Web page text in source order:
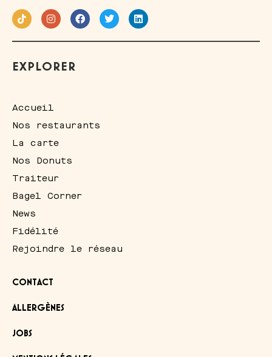
EXPLORER
Accueil
Nos restaurants
La carte
Nos Donuts
Traiteur
Bagel Corner
News
Fidélité
Rejoindre le réseau
CONTACT
ALLERGÈNES
JOBS